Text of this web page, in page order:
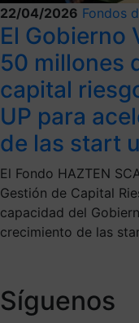
22/04/2026 Fondos
El Gobierno
50 millones
capital
UP para
de las start
El Fondo HAZTEN
Gestión de Capital
capacidad del
crecimiento de las
Síguenos